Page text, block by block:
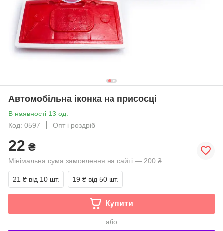
Автомобільна іконка на присосці
В наявності 13 од.
Код: 0597
Опт і роздріб
22 ₴
Мінімальна сума замовлення на сайті — 200 ₴
21 ₴ від 10 шт. 19 ₴ від 50 шт.
Купити
або